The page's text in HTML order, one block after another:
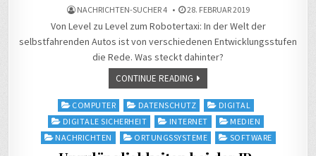
NACHRICHTEN-SUCHER 4 28. FEBRUAR 2019
Von Level zu Level zum Robotertaxi: In der Welt der
selbstfahrenden Autos ist von verschiedenen Entwicklungsstufen
die Rede. Was steckt dahinter?
CONTINUE READING
Posted
in
COMPUTER DATENSCHUTZ
DIGITAL
DIGITALE SICHERHEIT
INTERNET
MEDIEN
NACHRICHTEN
ORTUNGSSYSTEME SOFTWARE